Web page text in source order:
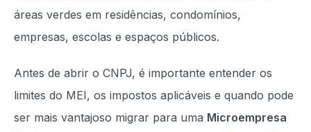
áreas verdes em residências, condomínios,
empresas, escolas e espaços públicos.
Antes de abrir o CNPJ, é importante entender os
limites do MEI, os impostos aplicáveis e quando pode
ser mais vantajoso migrar para uma Microempresa